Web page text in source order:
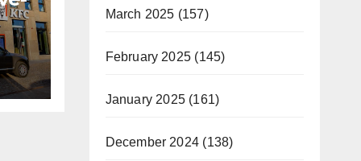
March 2025 (157)
February 2025 (145)
January 2025(161)
December 2024 (138)